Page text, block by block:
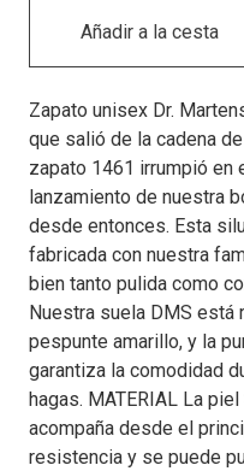
Zapato unisex Dr.
que salió de la cadena
zapato 1461 irrumpió en
lanzamiento de nuestra
desde entonces. Esta
fabricada con nuestra
bien tanto pulida como
Nuestra suela DMS
pespunte amarillo, y la
garantiza la comodidad
hagas. MATERIAL La
acompaña desde el
resistencia y se puede